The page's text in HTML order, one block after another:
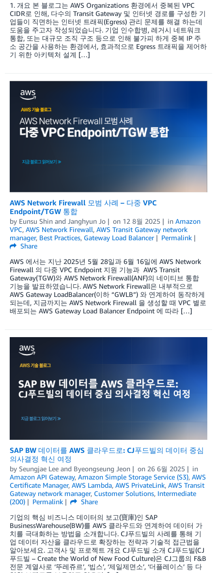
1. 개요 본 블로그는 AWS Organizations 환경에서 중복된 VPC
CIDR로 인해, 다수의 Transit Gateway 및 인터넷 경로를 구성한 기
업들이 직면하는 인터넷 트래픽(Egress) 관리 문제를 해결 하는데
도움을 주고자 작성되었습니다. 기업 인수합병, 레거시 네트워크
통합, 또는 대규모 조직 구조 등으로 인해 불가피 하게 중복 IP 주
소 공간을 사용하는 환경에서, 효과적으로 Egress 트래픽을 제어하
기 위한 아키텍처 설계 […]
AWS Network Firewall 모범 사례 – 다중 VPC
Endpoint/TGW 통합
by Eunsu Shin and Janghyun Jo on 12 8월 2025 in Amazon
VPC, AWS Network Firewall, AWS Transit Gateway network
manager, Best Practices, Gateway Load Balancer
Permalink
Share
AWS 에서는 지난 2025년 5월 28일과 6월 16일에 AWS Network
Firewall 의 다중 VPC Endpoint 지원 기능과 AWS Transit
Gateway(TGW)와 AWS Network Firewall(ANF)의 네이티브 통합
기능을 발표하였습니다. AWS Network Firewall은 내부적으로
AWS Gateway LoadBalancer(이하 “GWLB”) 와 연계하여 동작하게
되는데, 지금까지는 AWS Network Firewall 을 생성할 때 VPC 별로
배포되는 AWS Gateway Load Balancer Endpoint 에 따라 […]
SAP BW 데이터를 AWS 클라우드로: CJ푸드빌의 데이터 중심
의사결정 혁신 여정
by Seungjae Lee and Byeongseung Jeon on 26 6월 2025
in
Amazon API Gateway, Amazon Simple Storage Service (S3), AWS
Certificate Manager, AWS Lambda, AWS PrivateLink, AWS Transit
Gateway network manager, Customer Solutions, Intermediate
(200)
Permalink
Share
기업의 핵심 비즈니스 데이터의 보고(寶庫)인 SAP
BusinessWarehouse(BW)를 AWS 클라우드와 연계하여 데이터 가
치를 극대화하는 방법을 소개합니다. CJ푸드빌의 사례를 통해 기
업 데이터 자산을 클라우드로 확장하는 전략과 기술적 접근법을
알아보세요. 고객사 및 프로젝트 개요 CJ푸드빌 소개 CJ푸드빌(CJ
푸드빌 – Create the World of New Food Culture)은 CJ그룹의 F&B
전문 계열사로 ‘뚜레쥬르’, ‘빕스’, ‘제일제면소’, ‘더플레이스’ 등 다